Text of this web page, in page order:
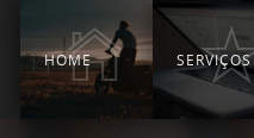
HOME SERVIÇOS